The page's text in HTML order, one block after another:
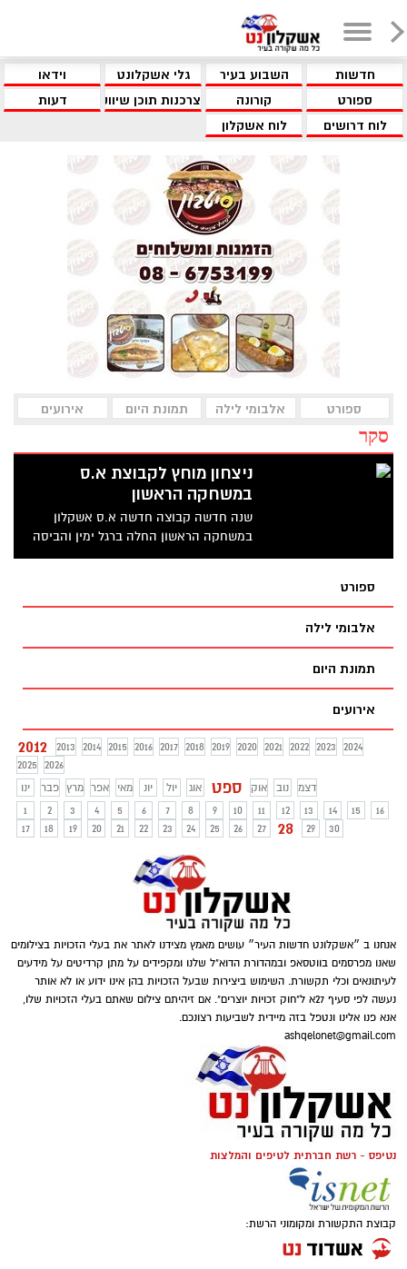
חדשות השבוע בעיר גלי אשקלונט
וידאו
ספורט
קורונה צרכנות תוכן שיווקי
דעות
לוח דרושים
לוח אשקלון
ספורט אלבומי לילה תמונת היום אירועים
סקר
ניצחון מוחץ לקבוצת א.ס
במשחקה הראשון
שנה חדשה קבוצה חדשה א.ס אשקלון
במשחקה הראשון החלה ברגל ימין והביסה
את צעירי אלמחדי בליגה ג
ספורט
אלבומי לילה
תמונת היום
אירועים
2012 2013 2014 2015 2016 2017 2018 2019 2020 2021 2022 2023
2024
2025
2026
ינו
פבר מרץ אפר מאי יונ יול אוג ספט אוק נוב
דצמ
1
2 3 4 5 6 7 8 9 10 11 12 13 14 15
16
17
18 19 20 21 22 23 24 25 26 27 28 29 30
אנחנו ב ״אשקלונט חדשות העיר״ עושים מאמץ מצידנו לאתר את בעלי הזכויות בצילומים
שאנו מפרסמים בווטסאפ ובמהדורת הדוא"ל שלנו ומקפידים על מתן קרדיטים על מידעים
לעיתונאים וכלי תקשורת. השימוש ביצירות שבעל הזכויות בהן אינו ידוע או לא אותר
נעשה לפי סעיף 27א ל"חוק זכויות יוצרים". אם זיהיתם צילום שאתם בעלי הזכויות שלו,
אנא פנו אלינו ונטפל בזה מיידית לשביעות רצונכם.
ashqelonet@gmail.com
נטיפס - רשת חברתית לטיפים והמלצות
קבוצת התקשורת ומקומוני הרשת: